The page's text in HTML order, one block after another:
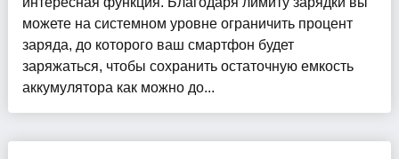
можете на системном уровне ограничить процент
заряда, до которого ваш смартфон будет
заряжаться, чтобы сохранить остаточную емкость
аккумулятора как можно до...